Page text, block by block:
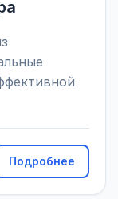
Подробнее